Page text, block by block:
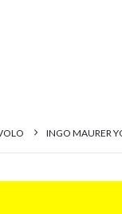
INGO MAURER